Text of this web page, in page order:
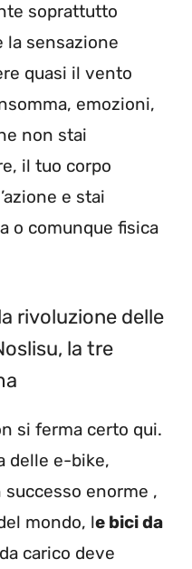
soprattutto
la sensazione
quasi il vento
emozioni,
non stai
il tuo corpo
e stai
o comunque fisica
rivoluzione delle
la tre
si ferma certo qui.
delle e-bike,
enorme ,
mondo, le bici da
carico deve